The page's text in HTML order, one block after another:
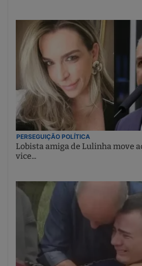
PERSEGUIÇÃO POLÍTICA
Lobista amiga de Lulinha move
vice...